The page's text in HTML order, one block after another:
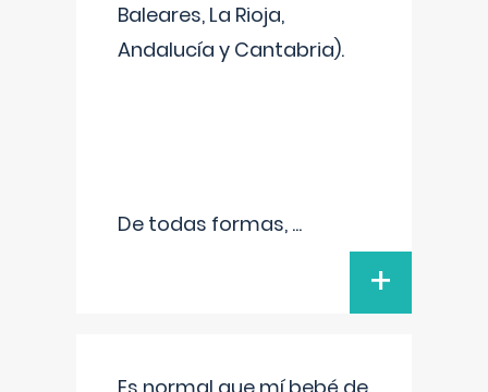
Baleares, La Rioja,
Andalucía y Cantabria).
De todas formas, ...
+